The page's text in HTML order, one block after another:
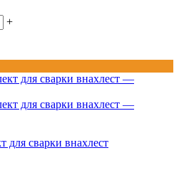
+
сварки внахлест